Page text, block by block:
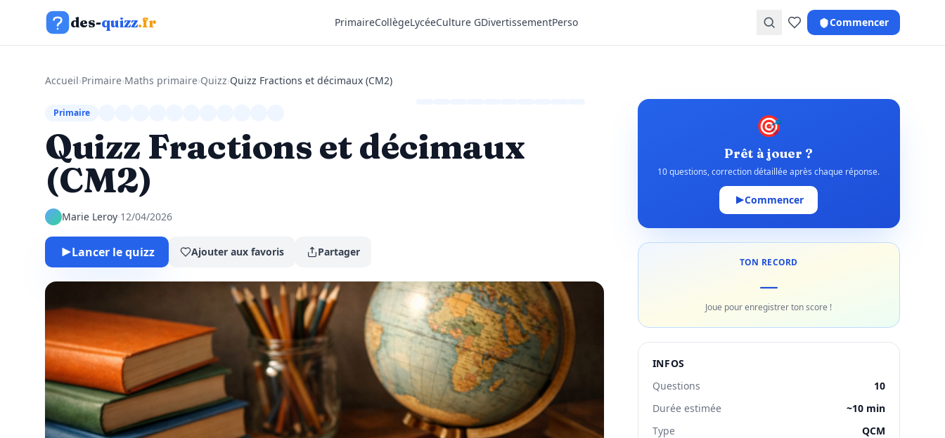
Aller au contenu
des-quizz.fr PrimaireCollègeLycéeCulture GDivertissementPerso Commencer
Accueil›Primaire›Maths primaire›Quizz›Quizz Fractions et décimaux (CM2)
Primaire
Quizz Fractions et décimaux
(CM2)
Marie Leroy·12/04/2026
Lancer le quizz Ajouter aux favoris Partager
🎯
Prêt à jouer ?
10 questions, correction détaillée après chaque réponse.
Commencer
TON RECORD
—
Joue pour enregistrer ton score !
INFOS
Questions
10
Durée estimée
~10 min
Type
QCM